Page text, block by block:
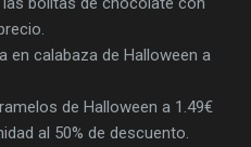
en calabaza de Halloween a
de Halloween a 1.49€
al 50% de descuento.